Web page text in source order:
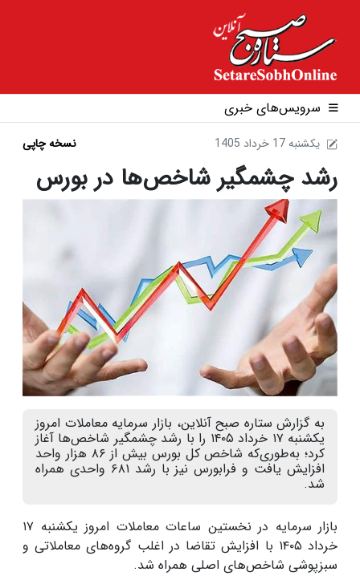
سرویس‌های خبری
1405 يکشنبه 17 خرداد نسخه چاپی
رشد چشمگیر شاخص‌ها در بورس
به گزارش ستاره صبح آنلاین، بازار سرمایه معاملات امروز
یکشنبه ۱۷ خرداد ۱۴۰۵ را با رشد چشمگیر شاخص‌ها آغاز
کرد؛ به‌طوری‌که شاخص کل بورس بیش از ۸۶ هزار واحد
افزایش یافت و فرابورس نیز با رشد ۶۸۱ واحدی همراه
شد.
بازار سرمایه در نخستین ساعات معاملات امروز یکشنبه ۱۷
خرداد ۱۴۰۵ با افزایش تقاضا در اغلب گروه‌های معاملاتی و
سبزپوشی شاخص‌های اصلی همراه شد.